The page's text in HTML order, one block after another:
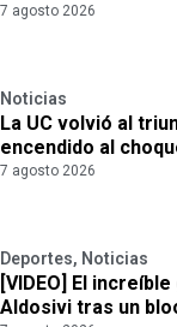
7 agosto 2026
Noticias
La UC volvió al
encendido al
7 agosto 2026
Deportes, Noticias
[VIDEO] El
Aldosivi tras un